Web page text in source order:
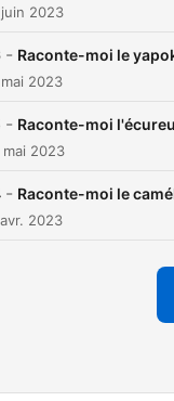
2023
- Raconte-moi le
2023
- Raconte-moi
2023
- Raconte-moi le
2023